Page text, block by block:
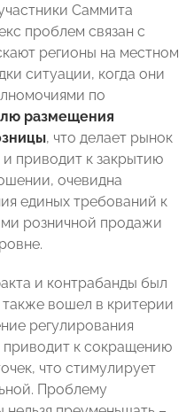
Саммита
проблем связан с
регионы на местном
ситуации, когда они
по
размещения
, что делает рынок
приводит к закрытию
очевидна
единых требований к
розничной продажи
и контрабанды был
вошел в критерии
регулирования
к сокращению
что стимулирует
Проблему